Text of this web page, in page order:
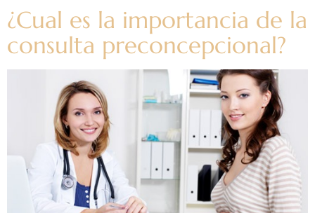
¿Cual es la importancia de la
consulta preconcepcional?